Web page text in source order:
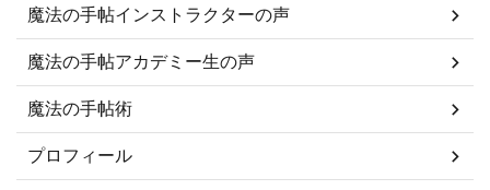
魔法の手帖インストラクターの声
魔法の手帖アカデミー生の声
魔法の手帖術
プロフィール